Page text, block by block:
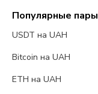
Популярные пары
USDT на UAH
Bitcoin на UAH
ETH на UAH